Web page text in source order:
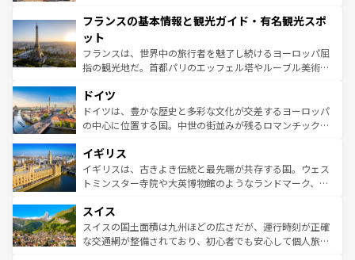
ませてくれるイタリアで、忘れられない旅をしてみよう！
なお、新着のイタリア情報は
しい。
文化が根付くこの国では、情熱的なフラメンコ、熱気あふ
れる闘牛、そして美味しいタパスが生活の一部となってい
る。首都マドリードの洗練された雰囲気や、バルセロナの
アートに溢れた街角から、地方では古代ローマ遺跡や中世
せる。地方によって風土や気候が異なるスペインはその個
性で訪れる人を魅了する。 なお、新着のスペイン情報は コ
ンテンツ一覧を参照してほしい。
フランスの基本情報と観光ガイド・有名観光スポ
ット
フランスは、世界中の旅行者を魅了し続けるヨーロッパ屈
指の観光地だ。首都パリのエッフェル塔やルーブル美術館
で、幅広い魅力が詰まっている。華麗な宮殿、歴史的な大
聖堂、美しいビーチ、そして豊かな自然が、訪れる者を心
から魅了する。また、フランスは美食の国としても知ら
いる。シャンパンの発祥地であるランス、プロヴァンスの
香り高いラベンダー畑など、多彩な楽しみ方が可能だ。さ
らに、パリ以外の地域にも魅力が溢れており、どの街角に
れる地方に足を運ぶとそれぞれで全く異なる文化を体験で
きるだろう。 なお、新着のフランス情報はコンテンツ一覧
を参照してほしい。
ドイツ
ドイツは、豊かな歴史と多彩な文化が交差するヨーロッパ
の中心に位置する国。中世の街並みが残るロマンチック街
顔を持つこの国は、どこを歩いても飽きることがない。ベ
ルリンの文化的活気、バイエルン州のアルプスの絶景、そ
してライン川沿いのワイン畑といった風景は必見。ビール
は、お酒好きな人にはぜひ体験してほしい。 なお、新着の
ドイツ情報はコンテンツ一覧を参照してほしい。
イギリス
イギリスは、古きよき伝統と最先端が共存する国。ウェス
トミンスター寺院や大英博物館のようなランドマーク、歴
リアごとに異なる魅力がある。また、優雅なアフタヌーン
ティー、ビール好きにはたまらない英国パブ、サッカー観
戦など、本場だからこそできる体験も豊富。イギリスを旅
スイス
スイスの国土面積は九州ほどの広さだが、運行時刻が正確
な交通網が整備されており、初心者でも安心して個人旅行